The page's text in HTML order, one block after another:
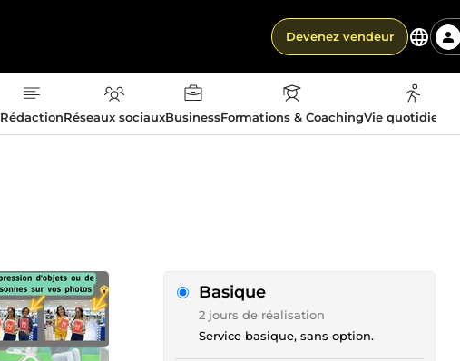
Devenez vendeur
RédactionRéseaux sociauxBusinessFormations & CoachingVie
Basique
2 jours de réalisation
Service basique, sans option.